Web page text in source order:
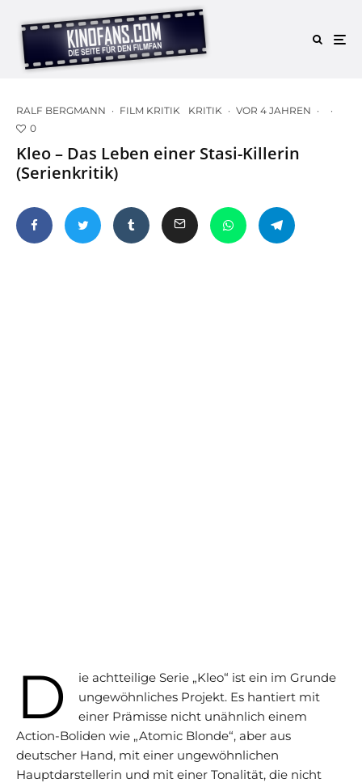
RALF BERGMANN · FILM KRITIK KRITIK · VOR 4 JAHREN ·
·
0
Kleo – Das Leben einer Stasi-Killerin
(Serienkritik)
D
ie achtteilige Serie „Kleo“ ist ein im Grunde
ungewöhnliches Projekt. Es hantiert mit
einer Prämisse nicht unähnlich einem
Action-Boliden wie „Atomic Blonde“, aber aus
deutscher Hand, mit einer ungewöhnlichen
Hauptdarstellerin und mit einer Tonalität, die nicht